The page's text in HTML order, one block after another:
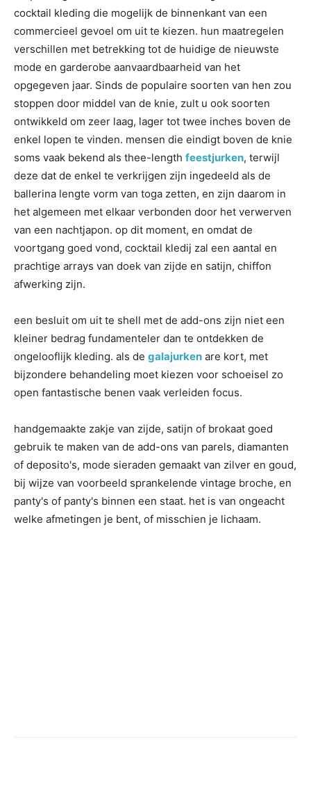
cocktail kleding die mogelijk de binnenkant van een
commercieel gevoel om uit te kiezen. hun maatregelen
verschillen met betrekking tot de huidige de nieuwste
mode en garderobe aanvaardbaarheid van het
opgegeven jaar. Sinds de populaire soorten van hen zou
stoppen door middel van de knie, zult u ook soorten
ontwikkeld om zeer laag, lager tot twee inches boven de
enkel lopen te vinden. mensen die eindigt boven de knie
soms vaak bekend als thee-length feestjurken, terwijl
deze dat de enkel te verkrijgen zijn ingedeeld als de
ballerina lengte vorm van toga zetten, en zijn daarom in
het algemeen met elkaar verbonden door het verwerven
van een nachtjapon. op dit moment, en omdat de
voortgang goed vond, cocktail kledij zal een aantal en
prachtige arrays van doek van zijde en satijn, chiffon
afwerking zijn.
een besluit om uit te shell met de add-ons zijn niet een
kleiner bedrag fundamenteler dan te ontdekken de
ongelooflijk kleding. als de galajurken are kort, met
bijzondere behandeling moet kiezen voor schoeisel zo
open fantastische benen vaak verleiden focus.
handgemaakte zakje van zijde, satijn of brokaat goed
gebruik te maken van de add-ons van parels, diamanten
of deposito's, mode sieraden gemaakt van zilver en goud,
bij wijze van voorbeeld sprankelende vintage broche, en
panty's of panty's binnen een staat. het is van ongeacht
welke afmetingen je bent, of misschien je lichaam.